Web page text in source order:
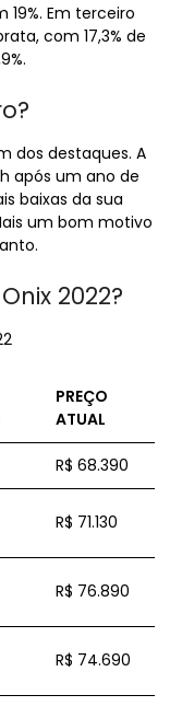
Em terceiro
com 17,3% de
dos destaques. A
após um ano de
baixas da sua
um bom motivo
2022?
PREÇO
ATUAL
R$ 68.390
R$ 71.130
R$ 76.890
R$ 74.690